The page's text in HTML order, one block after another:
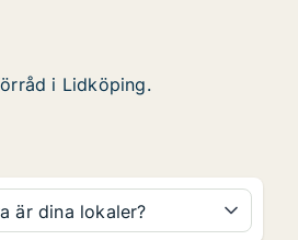
i Lidköping.
är dina lokaler?